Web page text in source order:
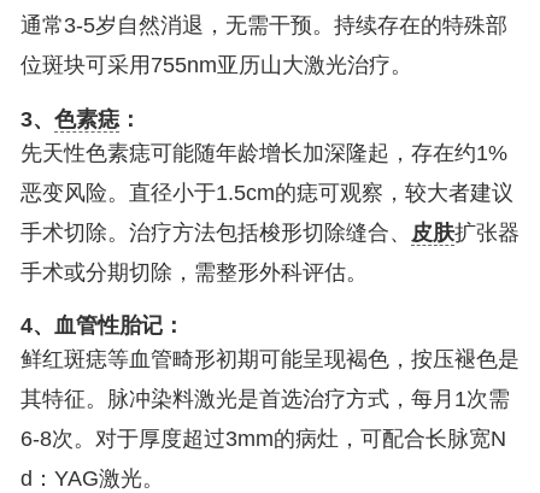
通常3-5岁自然消退，无需干预。持续存在的特殊部
位斑块可采用755nm亚历山大激光治疗。
3、 色素痣：
先天性色素痣可能随年龄增长加深隆起，存在约1%
恶变风险。直径小于1.5cm的痣可观察，较大者建议
手术切除。治疗方法包括梭形切除缝合、
皮肤扩张器
手术或分期切除，需整形外科评估。
4、血管性胎记：
鲜红斑痣等血管畸形初期可能呈现褐色，按压褪色是
其特征。脉冲染料激光是首选治疗方式，每月1次需
6-8次。对于厚度超过3mm的病灶，可配合长脉宽N
d：YAG激光。